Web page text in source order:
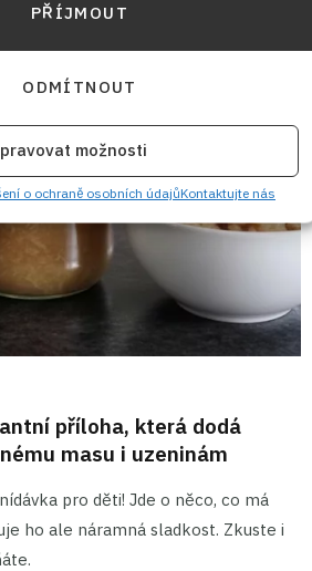
PŘÍJMOUT
ODMÍTNOUT
možnosti
o ochraně osobních údajůKontaktujte nás
příloha, která dodá
masu i uzeninám
pro děti! Jde o něco, co má
ho ale náramná sladkost. Zkuste i